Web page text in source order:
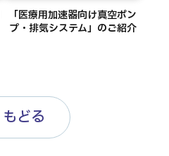
「医療用加速器向け真空ポン
プ・排気システム」のご紹介
もどる